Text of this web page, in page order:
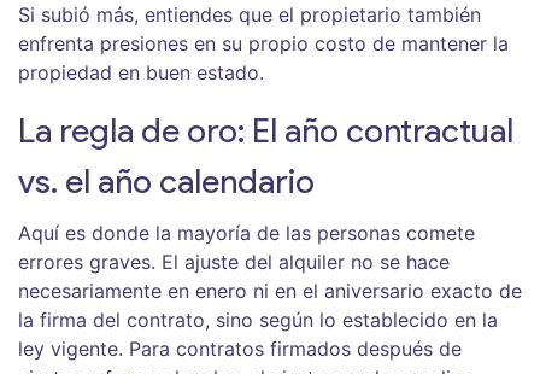
Si subió más, entiendes que el propietario también
enfrenta presiones en su propio costo de mantener la
propiedad en buen estado.
La regla de oro: El año contractual
vs. el año calendario
Aquí es donde la mayoría de las personas comete
errores graves. El ajuste del alquiler no se hace
necesariamente en enero ni en el aniversario exacto de
la firma del contrato, sino según lo establecido en la
ley vigente. Para contratos firmados después de